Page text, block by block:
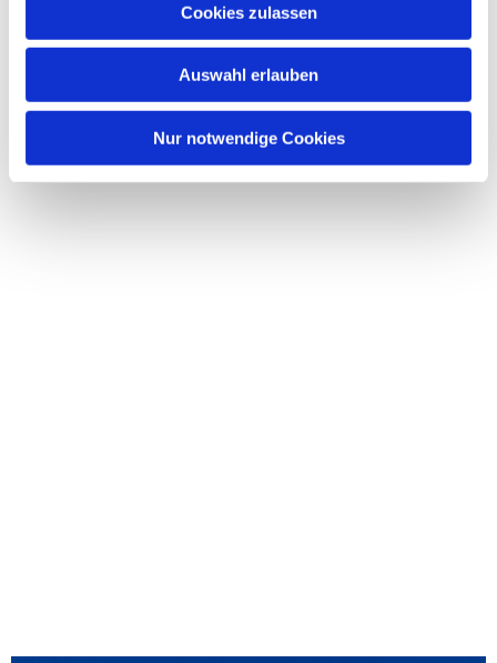
Cookies zulassen
Auswahl erlauben
Nur notwendige Cookies
Dies könnte Sie auch
interessieren